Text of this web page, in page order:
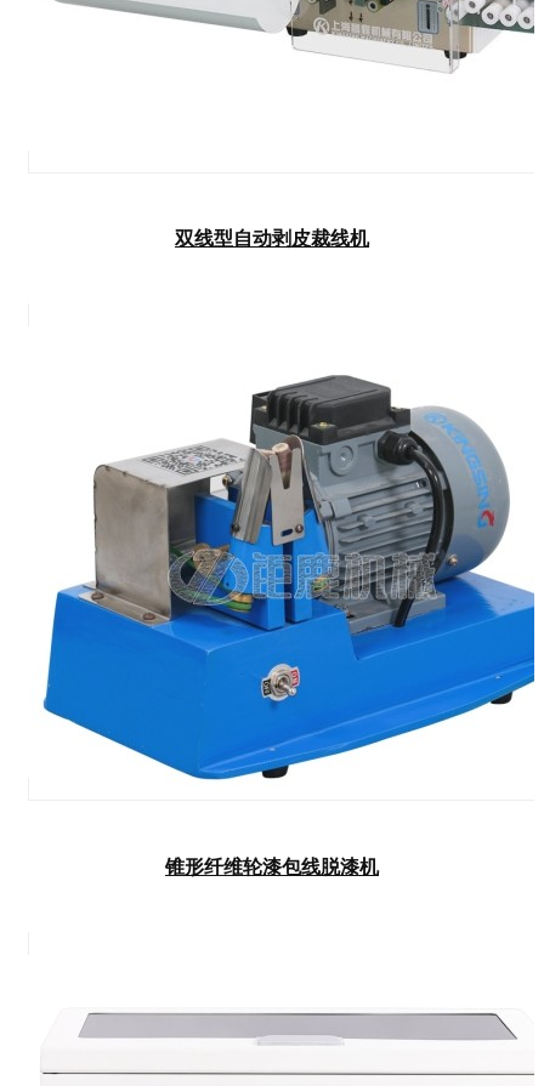
双线型自动剥皮裁线机
锥形纤维轮漆包线脱漆机